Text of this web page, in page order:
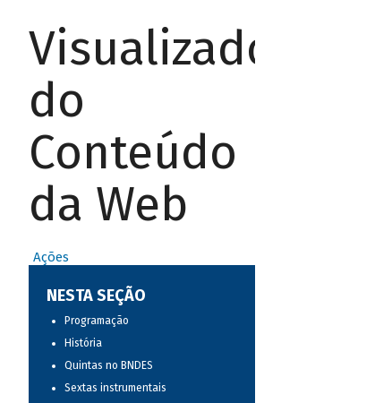
Visualizador
do
Conteúdo
da Web
Ações
NESTA SEÇÃO
Programação
História
Quintas no BNDES
Sextas instrumentais